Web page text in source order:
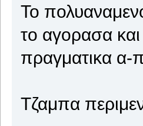
Το
το αγορασα
πραγματικα α-
Τζαμπα